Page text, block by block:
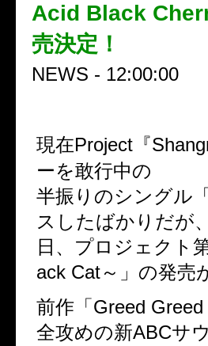
Acid Black
売決定！
NEWS - 12:00:00
現在Project『
ーを敢行中の
半振りのシングル
スしたばかりだが
日、プロジェクト
ack Cat～」の発売
前作「Greed
全攻めの新ABCサ